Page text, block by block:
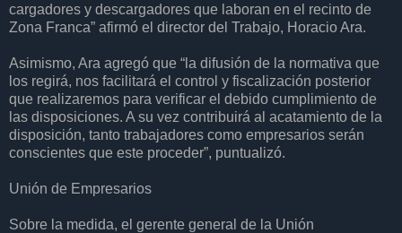
cargadores y descargadores que laboran en el recinto de
Zona Franca” afirmó el director del Trabajo, Horacio Ara.
Asimismo, Ara agregó que “la difusión de la normativa que
los regirá, nos facilitará el control y fiscalización posterior
que realizaremos para verificar el debido cumplimiento de
las disposiciones. A su vez contribuirá al acatamiento de la
disposición, tanto trabajadores como empresarios serán
conscientes que este proceder”, puntualizó.
Unión de Empresarios
Sobre la medida, el gerente general de la Unión